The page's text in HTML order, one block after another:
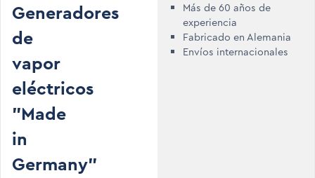
Generadores
de
vapor
eléctricos
"Made
in
Germany"
Más de 60 años de
experiencia
Fabricado en Alemania
Envíos internacionales